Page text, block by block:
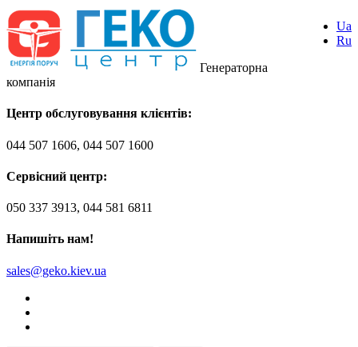
Ua
Ru
Генераторна
компанія
Центр обслуговування клієнтів:
044 507 1606, 044 507 1600
Сервісний центр:
050 337 3913, 044 581 6811
Напишіть нам!
sales@geko.kiev.ua